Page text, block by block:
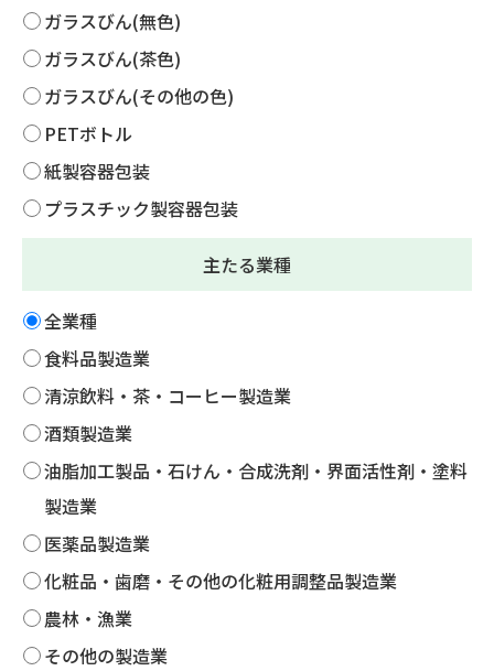
ガラスびん(無色)
ガラスびん(茶色)
ガラスびん(その他の色)
PETボトル
紙製容器包装
プラスチック製容器包装
主たる業種
全業種
食料品製造業
清涼飲料・茶・コーヒー製造業
酒類製造業
油脂加工製品・石けん・合成洗剤・界面活性剤・塗料
製造業
医薬品製造業
化粧品・歯磨・その他の化粧用調整品製造業
農林・漁業
その他の製造業